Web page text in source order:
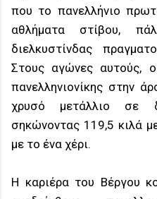
που το πανελλήνιο
αθλήματα στίβου,
διελκυστίνδας
Στους αγώνες αυτούς,
πανελληνιονίκης στην
χρυσό μετάλλιο σε
σηκώνοντας 119,5 κιλά
με το ένα χέρι.
Η καριέρα του Βέργου